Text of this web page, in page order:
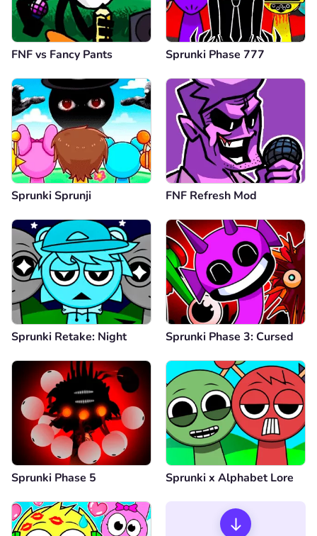
FNF vs Fancy Pants Sprunki Phase 777
Sprunki Sprunji FNF Refresh Mod
Sprunki Retake: Night Sprunki Phase 3: Cursed
Sprunki Phase 5 Sprunki x Alphabet Lore